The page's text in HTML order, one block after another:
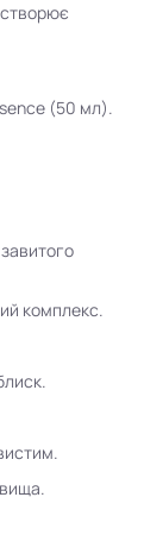
(50 мл).
комплекс.